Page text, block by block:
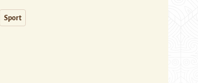
Sport